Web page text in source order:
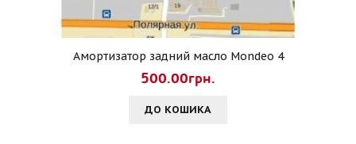
Амортизатор задний масло Mondeo 4
500.00грн.
ДО КОШИКА